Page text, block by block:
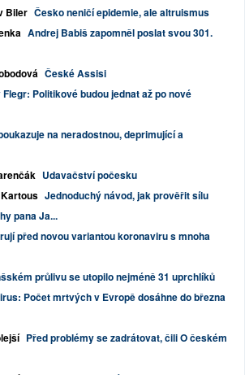
Biler Česko neničí epidemie, ale altruismus
Andrej Babiš zapomněl poslat svou 301.
České Assisi
Politikové budou jednat až po nové
na neradostnou, deprimující a
Udavačství počesku
Jednoduchý návod, jak prověřit sílu
pana Ja...
před novou variantou koronaviru s mnoha
průlivu se utopilo nejméně 31 uprchlíků
Počet mrtvých v Evropě dosáhne do března
Před problémy se zadrátovat, čili O českém